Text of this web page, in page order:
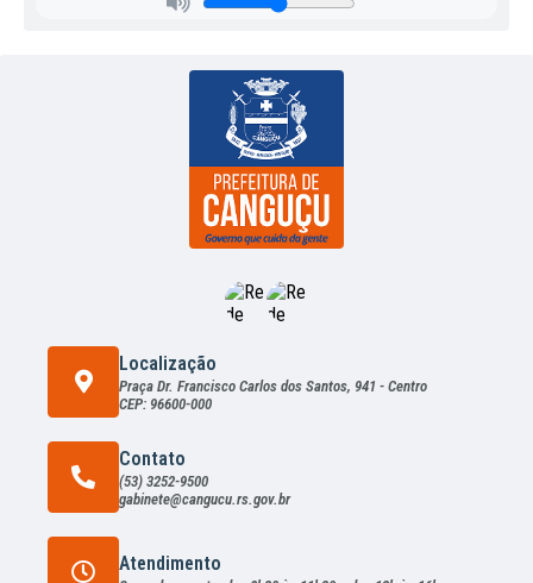
Localização
Praça Dr. Francisco Carlos dos Santos, 941 - Centro
CEP: 96600-000
Contato
(53) 3252-9500
gabinete@cangucu.rs.gov.br
Atendimento